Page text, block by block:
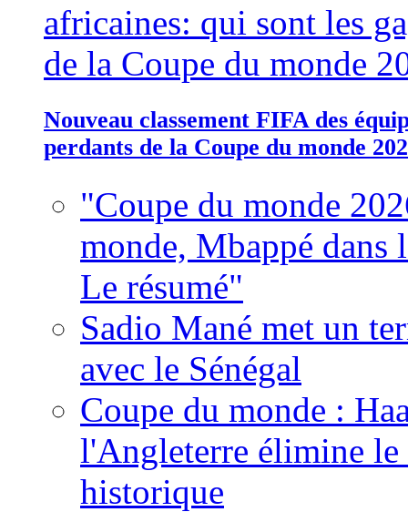
Nouveau classement FIFA des
perdants de la Coupe du monde
"Coupe du monde
monde, Mbappé dans
Le résumé"
Sadio Mané met un
avec le Sénégal
Coupe du monde :
l'Angleterre élimine
historique